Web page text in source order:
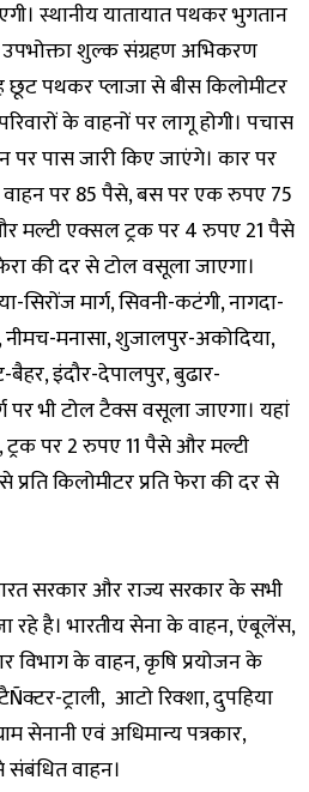
स्थानीय यातायात पथकर भुगतान
उपभोक्ता शुल्क संग्रहण अभिकरण
छूट पथकर प्लाजा से बीस किलोमीटर
के वाहनों पर लागू होगी। पचास
पास जारी किए जाएंगे। कार पर
पर 85 पैसे, बस पर एक रुपए 75
मल्टी एक्सल ट्रक पर 4 रुपए 21 पैसे
की दर से टोल वसूला जाएगा।
मार्ग, सिवनी-कटंगी, नागदा-
मनासा, शुजालपुर-अकोदिया,
बैहर, इंदौर-देपालपुर, बुढार-
भी टोल टैक्स वसूला जाएगा। यहां
पर 2 रुपए 11 पैसे और मल्टी
किलोमीटर प्रति फेरा की दर से
सरकार और राज्य सरकार के सभी
रहे है। भारतीय सेना के वाहन, एंबूलेंस,
विभाग के वाहन, कृषि प्रयोजन के
ट्राली, आटो रिक्शा, दुपहिया
सेनानी एवं अधिमान्य पत्रकार,
वाहन।